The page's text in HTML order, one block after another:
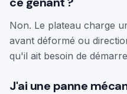
Non. Le plateau charge
avant déformé ou
qu'il ait besoin de
J'ai une panne